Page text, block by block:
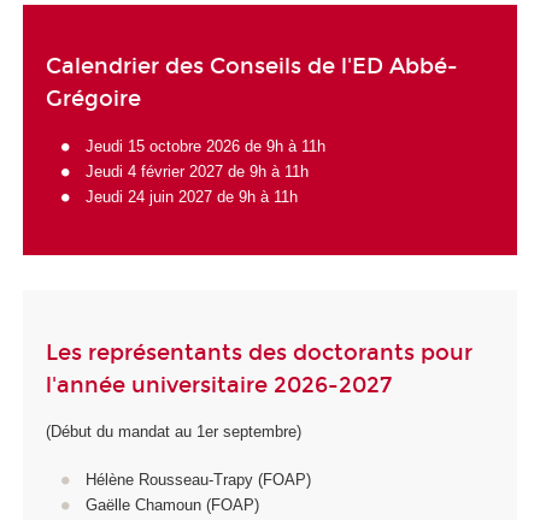
Calendrier des Conseils de l'ED Abbé-
Grégoire
Jeudi 15 octobre 2026 de 9h à 11h
Jeudi 4 février 2027 de 9h à 11h
Jeudi 24 juin 2027 de 9h à 11h
Les représentants des doctorants pour
l'année universitaire 2026-2027
(Début du mandat au 1er septembre)
Hélène Rousseau-Trapy (FOAP)
Gaëlle Chamoun (FOAP)